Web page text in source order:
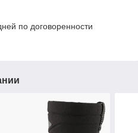
по договоренности